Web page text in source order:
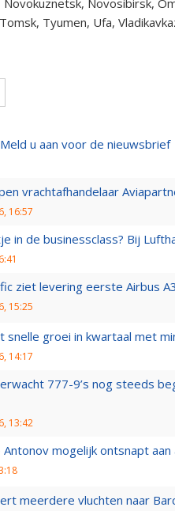
Tyumen, Ufa,
Meld u aan voor de nieuwsbrief
vrachtafhandelaar
16:57
in de businessclass? Bij
ziet levering eerste Airbus
15:25
snelle groei in kwartaal met
14:17
777-9’s nog steeds
13:42
mogelijk ontsnapt
meerdere vluchten naar